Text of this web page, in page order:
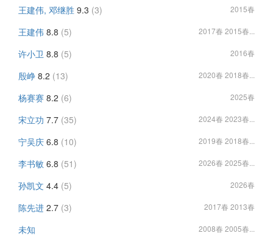
王建伟, 邓继胜 9.3 (3) 2015春
王建伟 8.8 (5) 2017春 2015春...
许小卫 8.8 (5) 2016春
殷峥 8.2 (13) 2020春 2018春...
杨赛赛 8.2 (6) 2025春
宋立功 7.7 (35) 2024春 2023春...
宁吴庆 6.8 (10) 2019春 2018春...
李书敏 6.8 (51) 2026春 2025春...
孙凯文 4.4 (5) 2026春
陈先进 2.7 (3) 2017春 2013春
未知 2008春 2005春...